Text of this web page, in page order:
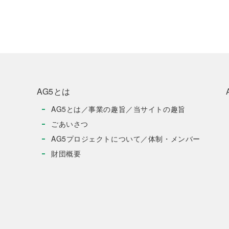
AG5とは
AG5とは／事業の趣旨／当サイトの趣旨
ごあいさつ
AG5プロジェクトについて／体制・メンバー
財団概要